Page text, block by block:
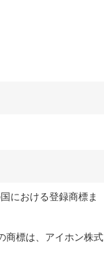
における登録商標ま
商標は、アイホン株式